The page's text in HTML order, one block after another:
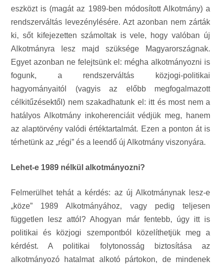
eszközt is (magát az 1989-ben módosított Alkotmány) a
rendszerváltás levezénylésére. Azt azonban nem zárták
ki, sőt kifejezetten számoltak is vele, hogy valóban új
Alkotmányra lesz majd szüksége Magyarországnak.
Egyet azonban ne felejtsünk el: mégha alkotmányozni is
fogunk, a rendszerváltás közjogi-politikai
hagyományaitól (vagyis az előbb megfogalmazott
célkitűzésektől) nem szakadhatunk el: itt és most nem a
hatályos Alkotmány inkoherenciáit védjük meg, hanem
az alaptörvény valódi értéktartalmát. Ezen a ponton át is
térhetünk az „régi” és a leendő új Alkotmány viszonyára.
Lehet-e 1989 nélkül alkotmányozni?
Felmerülhet tehát a kérdés: az új Alkotmánynak lesz-e
„köze” 1989 Alkotmányához, vagy pedig teljesen
független lesz attól? Ahogyan már fentebb, úgy itt is
politikai és közjogi szempontból közelíthetjük meg a
kérdést. A politikai folytonosság biztosítása az
alkotmányozó hatalmat alkotó pártokon, de mindenek